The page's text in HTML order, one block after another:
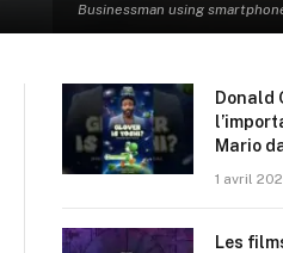
Businessman using
Donald
Mario
1 avril
Les